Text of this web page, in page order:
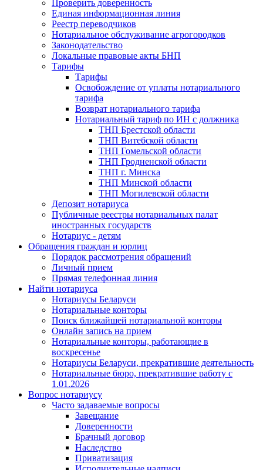
Проверить доверенность
Единая информационная линия
Реестр переводчиков
Нотариальное обслуживание агрогородков
Законодательство
Локальные правовые акты БНП
Тарифы
Тарифы
Освобождение от уплаты нотариального
тарифа
Возврат нотариального тарифа
Нотариальный тариф по ИН с должника
ТНП Брестской области
ТНП Витебской области
ТНП Гомельской области
ТНП Гродненской области
ТНП г. Минска
ТНП Минской области
ТНП Могилевской области
Депозит нотариуса
Публичные реестры нотариальных палат
иностранных государств
Нотариус - детям
Обращения граждан и юрлиц
Порядок рассмотрения обращений
Личный прием
Прямая телефонная линия
Найти нотариуса
Нотариусы Беларуси
Нотариальные конторы
Поиск ближайшей нотариальной конторы
Онлайн запись на прием
Нотариальные конторы, работающие в
воскресенье
Нотариусы Беларуси, прекратившие деятельность
Нотариальные бюро, прекратившие работу с
1.01.2026
Вопрос нотариусу
Часто задаваемые вопросы
Завещание
Доверенности
Брачный договор
Наследство
Приватизация